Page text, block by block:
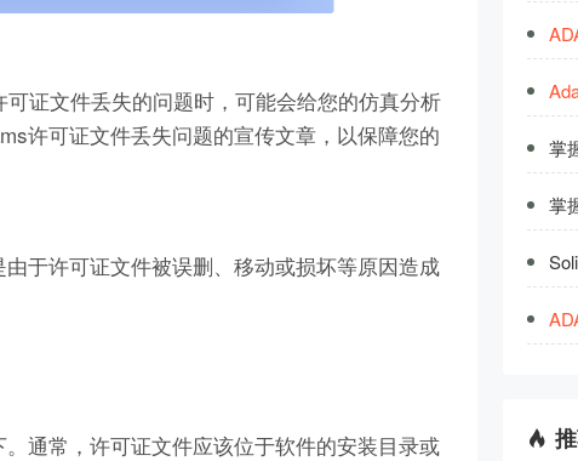
证文件丢失的问题时，可能会给您的仿真分析
许可证文件丢失问题的宣传文章，以保障您的
于许可证文件被误删、移动或损坏等原因造成
通常，许可证文件应该位于软件的安装目录或
掌
掌